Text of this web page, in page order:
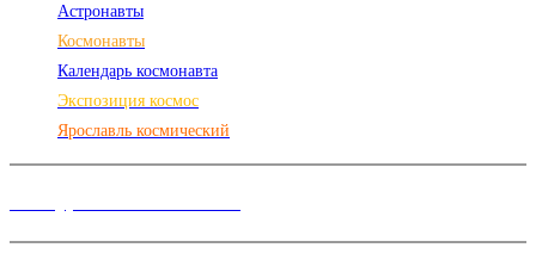
Астронавты
Космонавты
Календарь космонавта
Экспозиция космос
Ярославль космический